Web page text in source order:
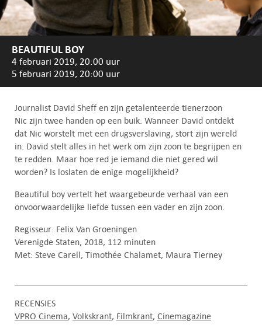
BEAUTIFUL BOY
4 februari 2019, 20:00 uur
5 februari 2019, 20:00 uur
Journalist David Sheff en zijn getalenteerde tienerzoon
Nic zijn twee handen op een buik. Wanneer David ontdekt
dat Nic worstelt met een drugsverslaving, stort zijn wereld
in. David stelt alles in het werk om zijn zoon te begrijpen en
te redden. Maar hoe red je iemand die niet gered wil
worden? Is loslaten de enige mogelijkheid?
Beautiful boy vertelt het waargebeurde verhaal van een
onvoorwaardelijke liefde tussen een vader en zijn zoon.
Regisseur: Felix Van Groeningen
Verenigde Staten, 2018, 112 minuten
Met: Steve Carell, Timothée Chalamet, Maura Tierney
RECENSIES
VPRO Cinema Volkskrant Filmkrant Cinemagazine